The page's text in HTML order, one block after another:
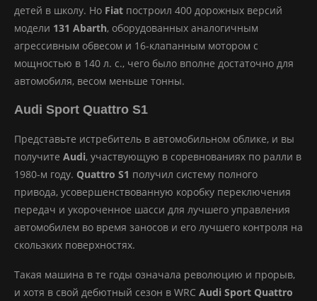
детей в школу. Но Fiat построил 400 дорожных версий
модели 131 Abarth, оборудованных аналогичным
агрессивным обвесом и 16-клапанным мотором с
мощностью в 140 л. с., чего было вполне достаточно для
автомобиля, весом меньше тонны.
Audi Sport Quattro S1
Представьте истребитель в автомобильном облике, и вы
получите Audi, участвующую в соревнованиях по ралли в
1980-м году. Quattro S1 получил систему полного
привода, усовершенствованную коробку переключения
передач и укороченное шасси для лучшего управления
автомобилем во время заносов и его лучшего контроля на
скользких поверхностях.
Такая машина в те годы означала революцию и прорыв,
и хотя в свой дебютный сезон в WRC Audi Sport Quattro